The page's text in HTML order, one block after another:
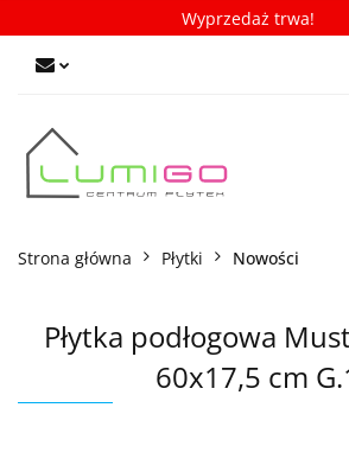
Wyprzedaż trwa!
Strona główna Płytki Nowości
Płytka podłogowa
60x17,5 cm